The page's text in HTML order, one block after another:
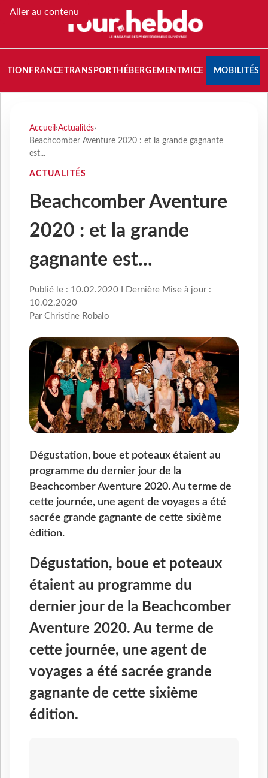
Aller au contenu
FRANCETRANSPORT HÉBERGEMENTMICE MOBILITÉS
Accueil ›Actualités›
Beachcomber Aventure 2020 : et la grande gagnante
est...
ACTUALITÉS
Beachcomber Aventure
2020 : et la grande
gagnante est...
Publié le : 10.02.2020 I Dernière Mise à jour :
10.02.2020
Par Christine Robalo
Dégustation, boue et poteaux étaient au
programme du dernier jour de la
Beachcomber Aventure 2020. Au terme de
cette journée, une agent de voyages a été
sacrée grande gagnante de cette sixième
édition.
Dégustation, boue et poteaux
étaient au programme du
dernier jour de la Beachcomber
Aventure 2020. Au terme de
cette journée, une agent de
voyages a été sacrée grande
gagnante de cette sixième
édition.